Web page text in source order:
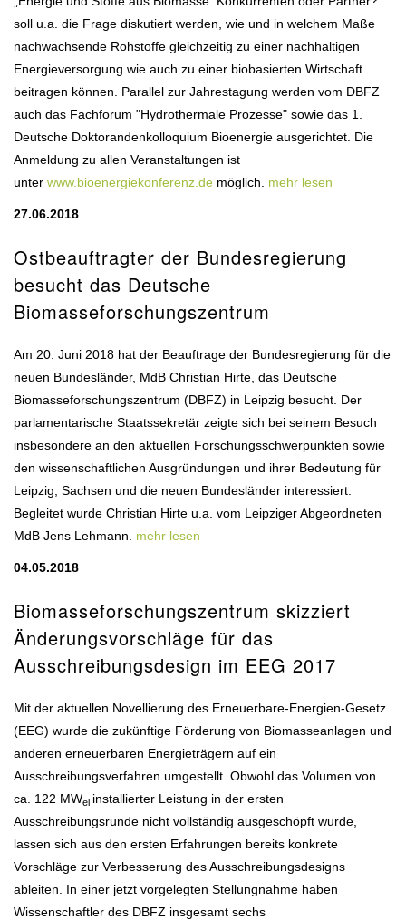
soll u.a. die Frage diskutiert werden, wie und in welchem Maße
nachwachsende Rohstoffe gleichzeitig zu einer nachhaltigen
Energieversorgung wie auch zu einer biobasierten Wirtschaft
beitragen können. Parallel zur Jahrestagung werden vom DBFZ
auch das Fachforum "Hydrothermale Prozesse" sowie das 1.
Deutsche Doktorandenkolloquium Bioenergie ausgerichtet. Die
Anmeldung zu allen Veranstaltungen ist
unter www.bioenergiekonferenz.de möglich. mehr lesen
27.06.2018
Ostbeauftragter der Bundesregierung
besucht das Deutsche
Biomasseforschungszentrum
Am 20. Juni 2018 hat der Beauftrage der Bundesregierung für die
neuen Bundesländer, MdB Christian Hirte, das Deutsche
Biomasseforschungszentrum (DBFZ) in Leipzig besucht. Der
parlamentarische Staatssekretär zeigte sich bei seinem Besuch
insbesondere an den aktuellen Forschungsschwerpunkten sowie
den wissenschaftlichen Ausgründungen und ihrer Bedeutung für
Leipzig, Sachsen und die neuen Bundesländer interessiert.
Begleitet wurde Christian Hirte u.a. vom Leipziger Abgeordneten
MdB Jens Lehmann. mehr lesen
04.05.2018
Biomasseforschungszentrum skizziert
Änderungsvorschläge für das
Ausschreibungsdesign im EEG 2017
Mit der aktuellen Novellierung des Erneuerbare-Energien-Gesetz
(EEG) wurde die zukünftige Förderung von Biomasseanlagen und
anderen erneuerbaren Energieträgern auf ein
Ausschreibungsverfahren umgestellt. Obwohl das Volumen von
ca. 122 MWel installierter Leistung in der ersten
Ausschreibungsrunde nicht vollständig ausgeschöpft wurde,
lassen sich aus den ersten Erfahrungen bereits konkrete
Vorschläge zur Verbesserung des Ausschreibungsdesigns
ableiten. In einer jetzt vorgelegten Stellungnahme haben
Wissenschaftler des DBFZ insgesamt sechs